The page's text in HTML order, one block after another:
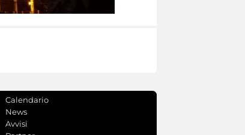
Calendario
News
Avvisi